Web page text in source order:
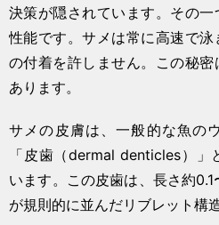
決策が隠されています。その
性能です。サメは常に高速で
の付着を許しません。この秘
あります。
サメの皮膚は、一般的な魚の
「皮歯（dermal denticles）
います。この皮歯は、長さ約
が規則的に並んだリブレット構